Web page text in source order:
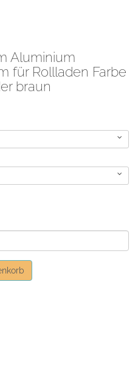
Aluminium
für Rollladen Farbe
braun